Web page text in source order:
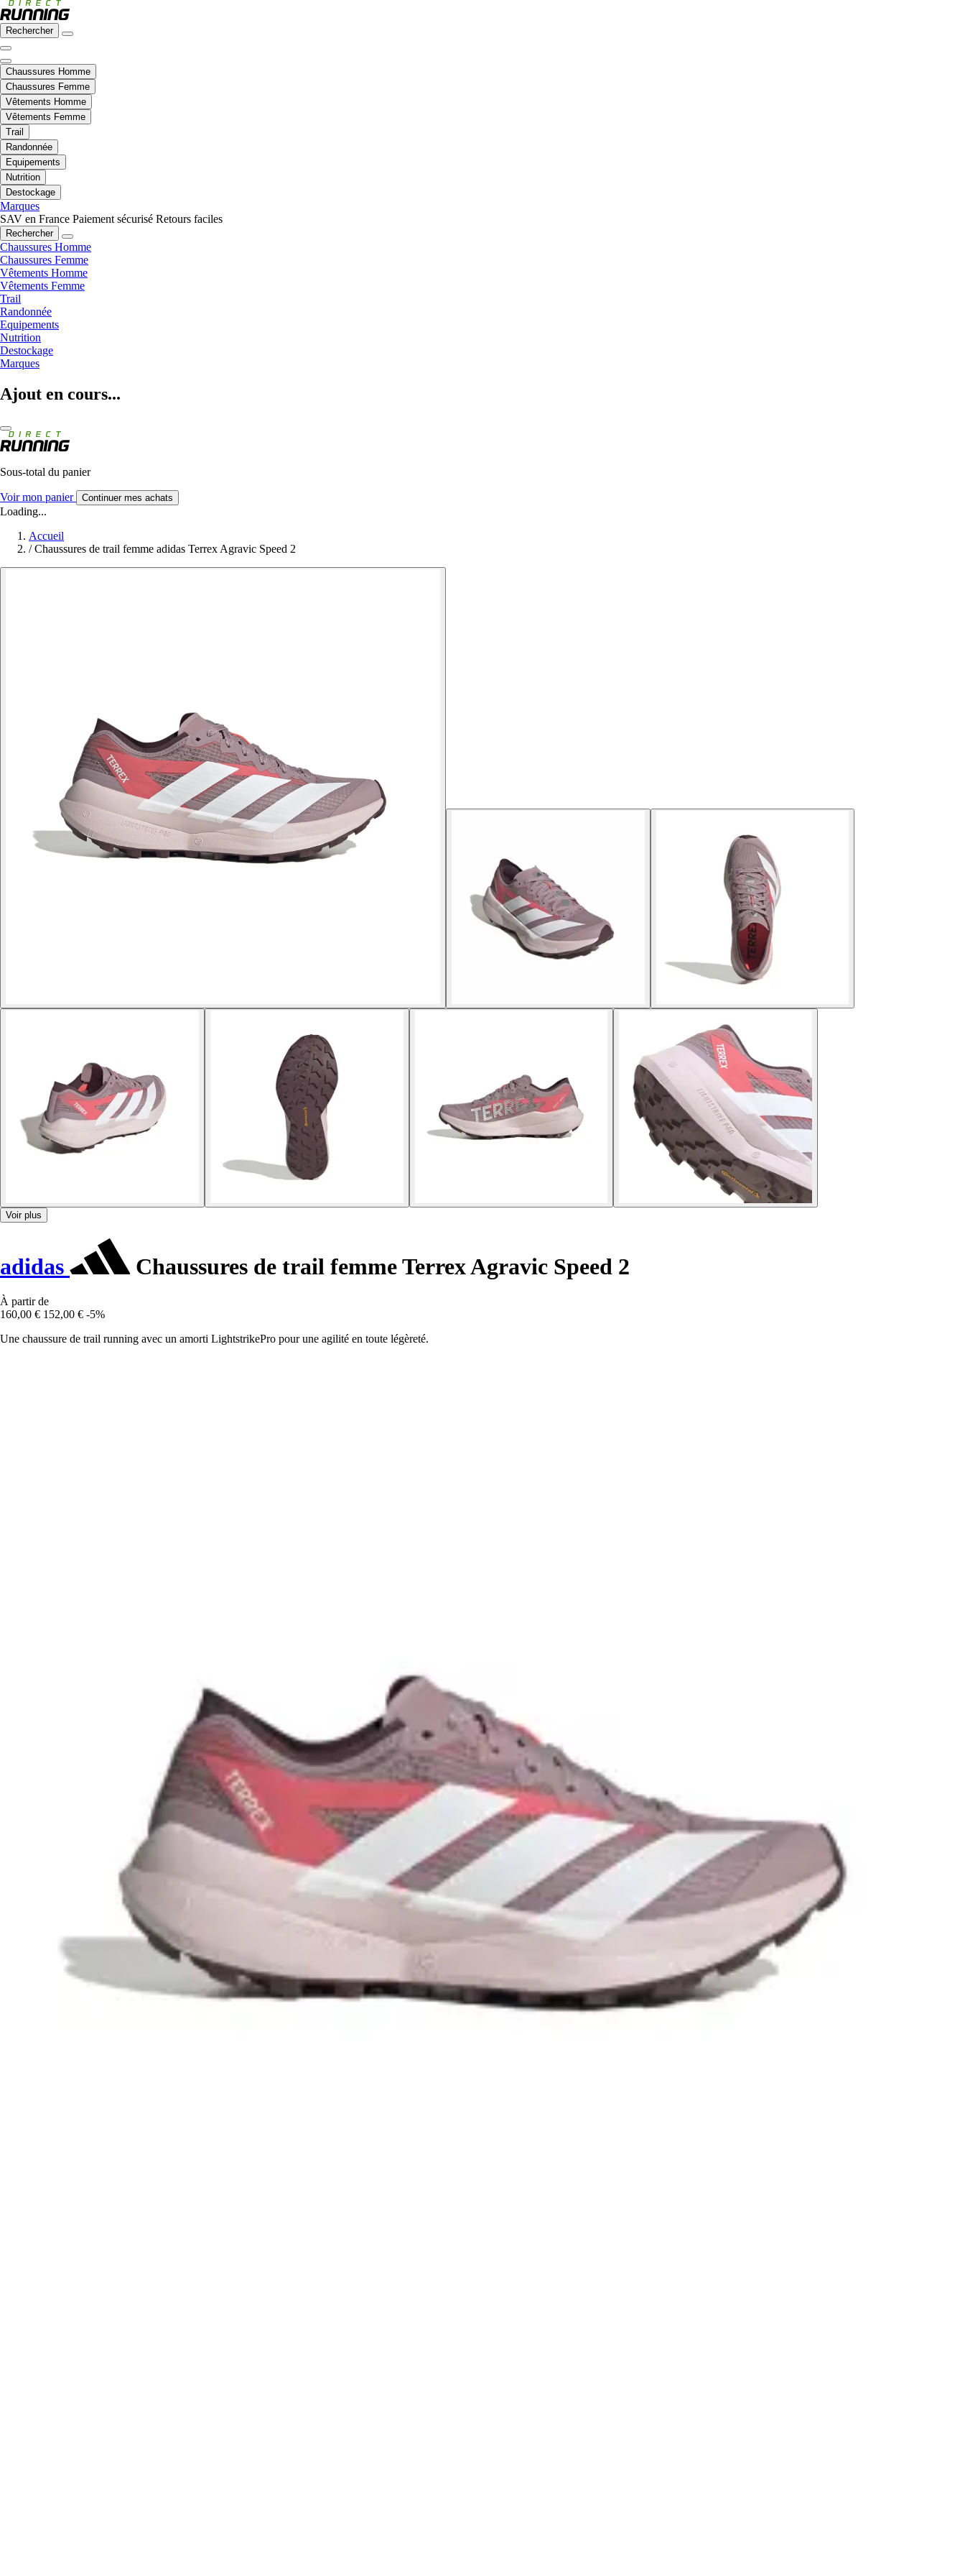
Rechercher
Chaussures Homme
Chaussures Femme
Vêtements Homme
Vêtements Femme
Trail
Randonnée
Equipements
Nutrition
Destockage
Marques
SAV en France Paiement sécurisé Retours faciles
Rechercher
Chaussures Homme
Chaussures Femme
Vêtements Homme
Vêtements Femme
Trail
Randonnée
Equipements
Nutrition
Destockage
Marques
Ajout en cours...
Sous-total du panier
Voir mon panier Continuer mes achats
Loading...
Accueil
/ Chaussures de trail femme adidas Terrex Agravic Speed 2
Voir plus
adidas Chaussures de trail femme Terrex Agravic Speed 2
À partir de
160,00 € 152,00 € -5%
Une chaussure de trail running avec un amorti LightstrikePro pour une agilité en toute légèreté.